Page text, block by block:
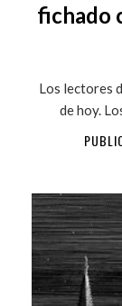
fichado
Los lectores
de hoy.